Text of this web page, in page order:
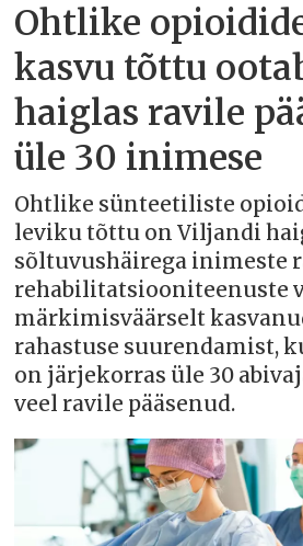
Ohtlike
kasvu tõttu
haiglas ravile
üle 30 inimese
Ohtlike sünteetiliste
leviku tõttu on Viljandi
sõltuvushäirega inimeste
rehabilitatsiooniteenuste
märkimisväärselt
rahastuse suurendamist,
on järjekorras üle 30
veel ravile pääsenud.